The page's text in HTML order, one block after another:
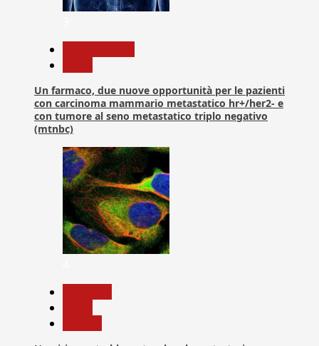
Un farmaco, due nuove opportunità per le pazienti
con carcinoma mammario metastatico hr+/her2- e
con tumore al seno metastatico triplo negativo
(mtnbc)